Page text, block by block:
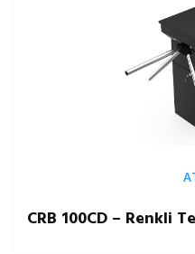
CRB 100CD – Renkli